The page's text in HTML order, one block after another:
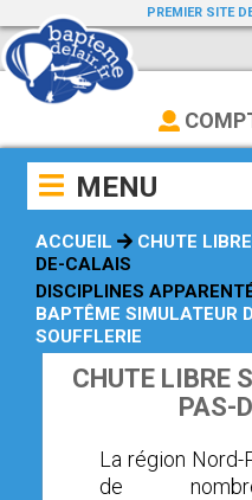
ACCUEIL
J'AI REÇU UN BON
COMMENT ÇA
OPEN SUBMENU
RECHERCHE PAR
OPEN SUBMENU
HÉLICOPTÈRE
OPEN SUBMENU
MONTGOLFIÈRE
OPEN SUBMENU
PARACHUTISME
OPEN SUBMENU (ULM)
PREMIER SITE
MENU
ACCUEIL CHUTE
DE-CALAIS
DISCIPLINES
BAPTÊME SIMULATEUR
SOUFFLERIE
CHUTE LIBRE
PAS-
La région Nord-
de